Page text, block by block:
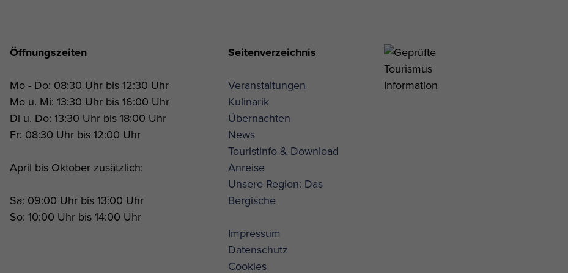
Öffnungszeiten
Mo - Do: 08:30 Uhr bis 12:30 Uhr
Mo u. Mi: 13:30 Uhr bis 16:00 Uhr
Di u. Do: 13:30 Uhr bis 18:00 Uhr
Fr: 08:30 Uhr bis 12:00 Uhr
April bis Oktober zusätzlich:
Sa: 09:00 Uhr bis 13:00 Uhr
So: 10:00 Uhr bis 14:00 Uhr
Seitenverzeichnis
Veranstaltungen
Kulinarik
Übernachten
News
Touristinfo & Download
Anreise
Unsere Region: Das
Bergische
Impressum
Datenschutz
Cookies